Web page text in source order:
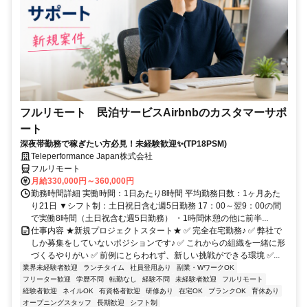
フルリモート 民泊サービスAirbnbのカスタマーサポ
ート
深夜帯勤務で稼ぎたい方必見！未経験歓迎✨(TP18PSM)
Teleperformance Japan株式会社
フルリモート
月給330,000円～360,000円
勤務時間詳細 実働時間：1日あたり8時間 平均勤務日数：1ヶ月あた
り21日 ▼シフト制：土日祝日含む週5日勤務 17：00～翌9：00の間
で実働8時間（土日祝含む週5日勤務） ・1時間休憩の他に前半...
仕事内容 ★新規プロジェクトスタート★ ✅ 完全在宅勤務♪ ✅ 弊社で
しか募集をしていないポジションです♪ ✅ これからの組織を一緒に形
づくるやりがい ✅ 前例にとらわれず、新しい挑戦ができる環境 ✅...
業界未経験者歓迎 ランチタイム 社員登用あり
副業・WワークOK
フリーター歓迎
学歴不問 転勤なし 経験不問 未経験者歓迎
フルリモート
経験者歓迎
ネイルOK 有資格者歓迎 研修あり 在宅OK ブランクOK
育休あり
オープニングスタッフ
長期歓迎 シフト制